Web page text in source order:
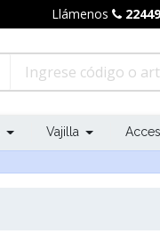
Llámenos
Vajilla